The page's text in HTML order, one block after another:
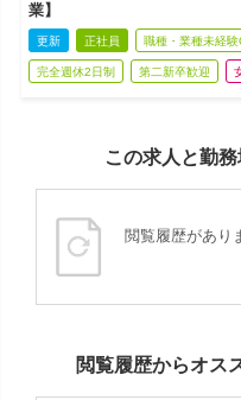
業】
更新 正社員 職種・業種未経験
完全週休2日制 第二新卒歓迎
この求人と勤
閲覧履歴があり
閲覧履歴からオス